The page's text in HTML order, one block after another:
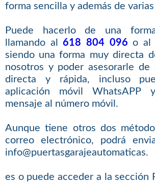
forma sencilla y además de
Puede hacerlo de una
llamando al618 804 096 o al
siendo una forma muy directa
nosotros y poder asesorarle de
directa y rápida, incluso
aplicación móvil WhatsAPP
mensaje al número móvil.
Aunque tiene otros dos
correo electrónico, podrá
info@puertasgarajeautomaticas.
es o puede acceder a la sección